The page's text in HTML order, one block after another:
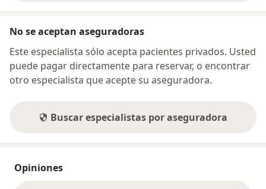
No se aceptan aseguradoras
Este especialista sólo acepta pacientes privados. Usted
puede pagar directamente para reservar, o encontrar
otro especialista que acepte su aseguradora.
Buscar especialistas por aseguradora
Opiniones